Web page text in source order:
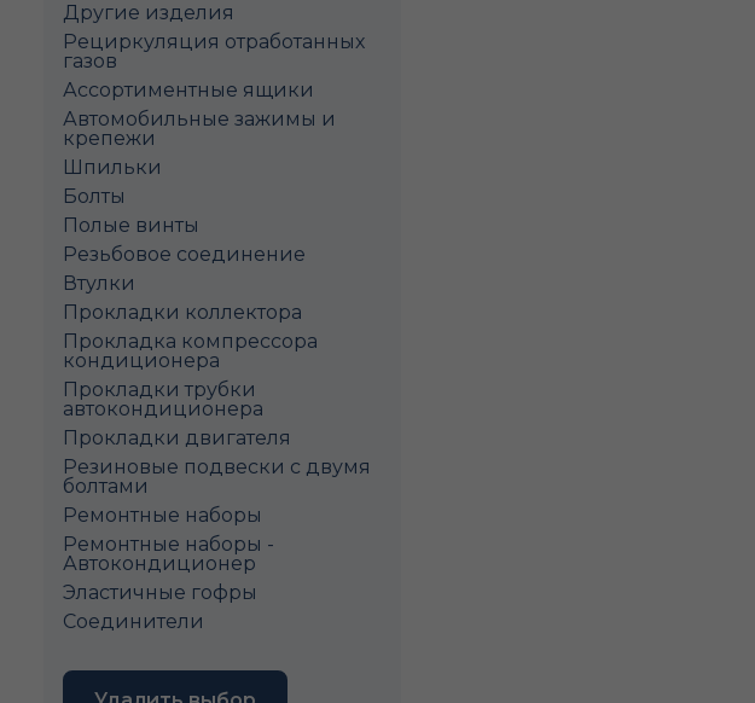
Другие изделия
Рециркуляция отработанных
газов
Ассортиментные ящики
Автомобильные зажимы и
крепежи
Шпильки
Болты
Полые винты
Pезьбовое соединение
Втулки
Прокладки коллектора
Прокладка компрессора
кондиционера
Прокладки трубки
автокондиционера
Прокладки двигателя
Резиновые подвески с двумя
болтами
Ремонтные наборы
Ремонтные наборы -
Автокондиционер
Эластичные гофры
Соединители